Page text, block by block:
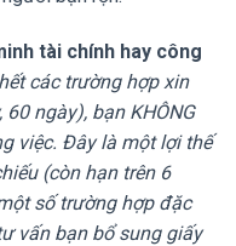
tài chính hay công
các trường hợp xin
ngày), bạn KHÔNG
việc. Đây là một lợi thế
(còn hạn trên 6
số trường hợp đặc
vấn bạn bổ sung giấy